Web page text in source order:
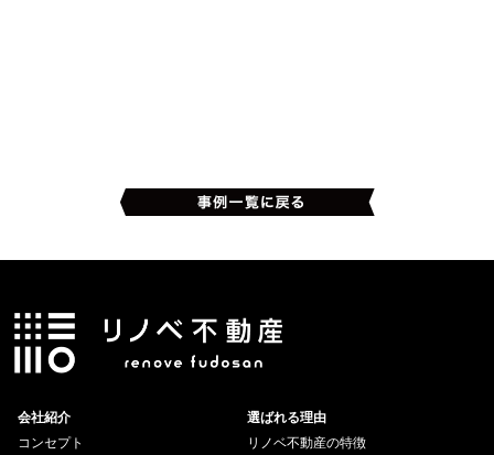
会社紹介
コンセプト
選ばれる理由
リノベ不動産の特徴